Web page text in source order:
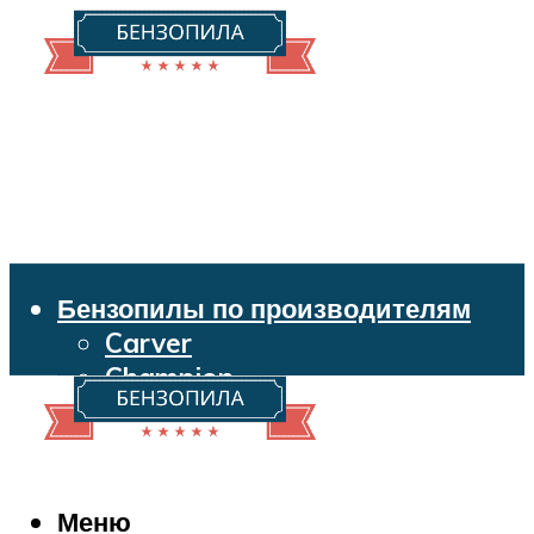
Бензопилы по производителям
Carver
Champion
Echo
Husqvarna
Makita
Меню